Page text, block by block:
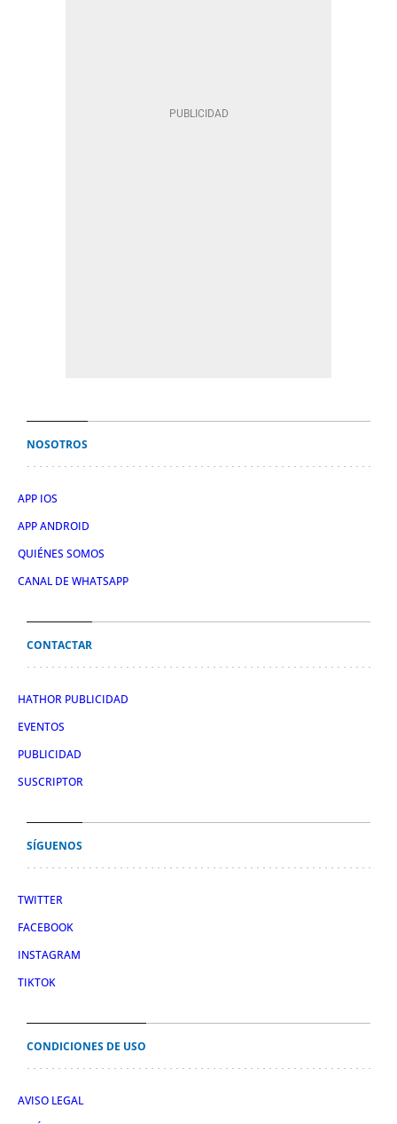
NOSOTROS
APP IOS
APP ANDROID
QUIÉNES SOMOS
CANAL DE WHATSAPP
CONTACTAR
HATHOR PUBLICIDAD
EVENTOS
PUBLICIDAD
SUSCRIPTOR
SÍGUENOS
TWITTER
FACEBOOK
INSTAGRAM
TIKTOK
CONDICIONES DE USO
AVISO LEGAL